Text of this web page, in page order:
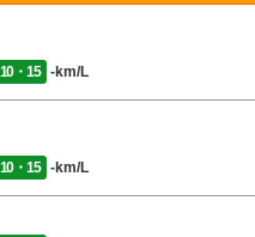
10・15 -km/L
10・15 -km/L